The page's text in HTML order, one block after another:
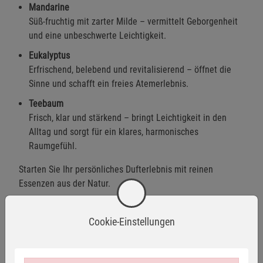
Mandarine
Süß-fruchtig mit zarter Milde – vermittelt Geborgenheit
und eine unbeschwerte Leichtigkeit.
Eukalyptus
Erfrischend, belebend und revitalisierend – öffnet die
Sinne und schafft ein freies Atemerlebnis.
Teebaum
Frisch, klar und stärkend – bringt Leichtigkeit in den
Alltag und sorgt für ein klares, harmonisches
Raumgefühl.
Starten Sie Ihr persönliches Dufterlebnis mit reinen
Essenzen aus der Natur.
Warnhinweise / Sicherheitsinformationen
Cookie-Einstellungen